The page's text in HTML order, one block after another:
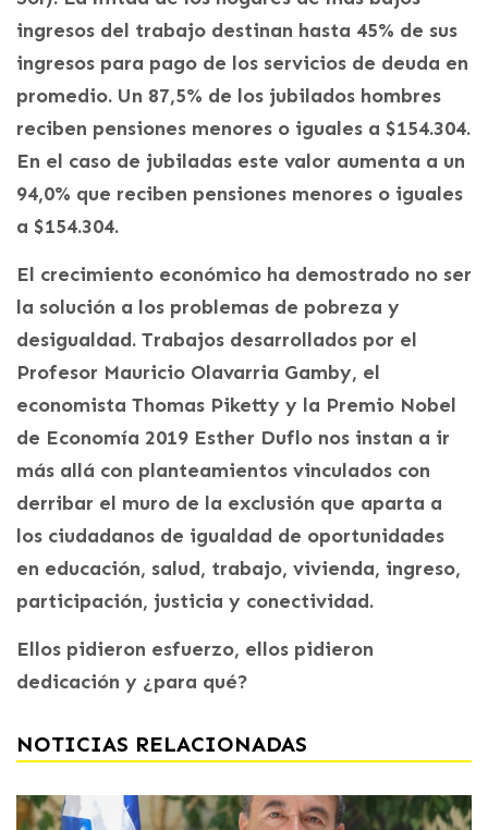
ingresos del trabajo destinan hasta 45% de sus
ingresos para pago de los servicios de deuda en
promedio. Un 87,5% de los jubilados hombres
reciben pensiones menores o iguales a $154.304.
En el caso de jubiladas este valor aumenta a un
94,0% que reciben pensiones menores o iguales
a $154.304.
El crecimiento económico ha demostrado no ser
la solución a los problemas de pobreza y
desigualdad. Trabajos desarrollados por el
Profesor Mauricio Olavarria Gamby, el
economista Thomas Piketty y la Premio Nobel
de Economía 2019 Esther Duflo nos instan a ir
más allá con planteamientos vinculados con
derribar el muro de la exclusión que aparta a
los ciudadanos de igualdad de oportunidades
en educación, salud, trabajo, vivienda, ingreso,
participación, justicia y conectividad.
Ellos pidieron esfuerzo, ellos pidieron
dedicación y ¿para qué?
NOTICIAS RELACIONADAS